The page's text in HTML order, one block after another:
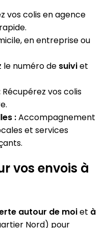
vos colis en agence
en entreprise ou
le numéro de suiviet
Récupérez vos colis
:Accompagnement
et services
vos envois à
autour de moiet à
Nord) pour